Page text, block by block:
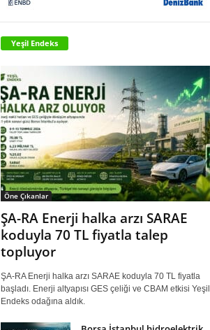
Yeşil Endeks
Öne Çıkanlar
ŞA-RA Enerji halka arzı SARAE
koduyla 70 TL fiyatla talep
topluyor
ŞA-RA Enerji halka arzı SARAE koduyla 70 TL fiyatla
başladı. Enerji altyapısı GES çeliği ve CBAM etkisi Yeşil
Endeks odağına aldık.